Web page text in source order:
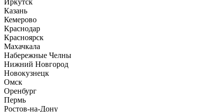
Иркутск
Казань
Кемерово
Краснодар
Красноярск
Махачкала
Набережные Челны
Нижний Новгород
Новокузнецк
Омск
Оренбург
Пермь
Ростов-на-Дону